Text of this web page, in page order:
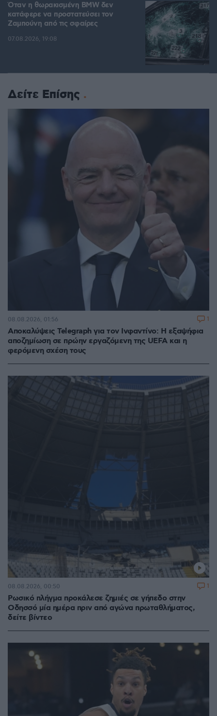
Όταν η θωρακισμένη BMW δεν
κατάφερε να προστατεύσει τον
Ζαμπούνη από τις σφαίρες
07.08.2026, 19:08
Δείτε Επίσης
Αποκαλύψεις Telegraph για τον Ινφαντίνο: Η εξαψήφια
αποζημίωση σε πρώην εργαζόμενη της UEFA και η
φερόμενη σχέση τους
08.08.2026, 01:56 1
Ρωσικό πλήγμα προκάλεσε ζημιές σε γήπεδο στην
Οδησσό μία ημέρα πριν από αγώνα πρωταθλήματος,
δείτε βίντεο
08.08.2026, 00:50 1